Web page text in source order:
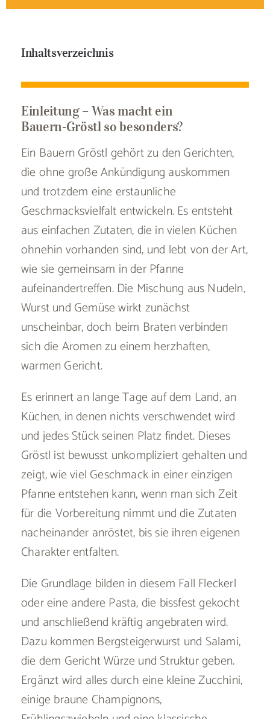
Inhaltsverzeichnis
Einleitung – Was macht ein
Bauern‑Gröstl so besonders?
Ein Bauern Gröstl gehört zu den Gerichten,
die ohne große Ankündigung auskommen
und trotzdem eine erstaunliche
Geschmacksvielfalt entwickeln. Es entsteht
aus einfachen Zutaten, die in vielen Küchen
ohnehin vorhanden sind, und lebt von der Art,
wie sie gemeinsam in der Pfanne
aufeinandertreffen. Die Mischung aus Nudeln,
Wurst und Gemüse wirkt zunächst
unscheinbar, doch beim Braten verbinden
sich die Aromen zu einem herzhaften,
warmen Gericht.
Es erinnert an lange Tage auf dem Land, an
Küchen, in denen nichts verschwendet wird
und jedes Stück seinen Platz findet. Dieses
Gröstl ist bewusst unkompliziert gehalten und
zeigt, wie viel Geschmack in einer einzigen
Pfanne entstehen kann, wenn man sich Zeit
für die Vorbereitung nimmt und die Zutaten
nacheinander anröstet, bis sie ihren eigenen
Charakter entfalten.
Die Grundlage bilden in diesem Fall Fleckerl
oder eine andere Pasta, die bissfest gekocht
und anschließend kräftig angebraten wird.
Dazu kommen Bergsteigerwurst und Salami,
die dem Gericht Würze und Struktur geben.
Ergänzt wird alles durch eine kleine Zucchini,
einige braune Champignons,